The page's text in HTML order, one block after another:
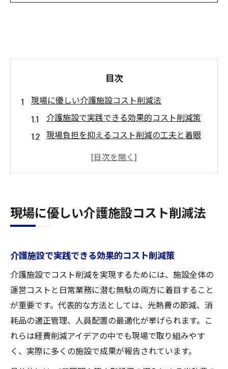
目次
現場に優しい介護施設コスト削減法
介護施設で実践できる効果的コスト削減策
現場負担を抑えるコスト削減の工夫と着眼
介護施設におけるコスト意識改革の進め方
介護施設業務効率化とコスト削減の連動効
介護施設の業務標準化で経営改善を目指す
方法
ICT活用によるコスト削減と業務効率向上の
実例
スタッフの負担軽減に繋がる業務改善のコ
現場に優しい介護施設コスト削減法
介護施設で実践できる効果的コスト削減策
介護施設でコスト削減を実現するためには、施設全体の
運営コストと日常業務に潜む無駄の両方に着目すること
が重要です。代表的な方法としては、光熱費の節減、消
耗品の適正管理、人員配置の最適化が挙げられます。こ
れらは経費削減アイデアの中でも現場で取り組みやす
く、実際に多くの施設で成果が報告されています。